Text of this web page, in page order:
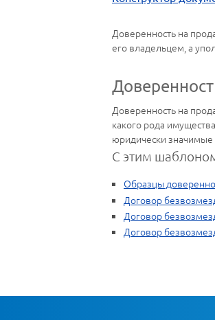
Доверенность на
его владельцем, а
Доверенность на
какого рода
юридически значимые
С этим
Образцы
Договор
Договор
Договор